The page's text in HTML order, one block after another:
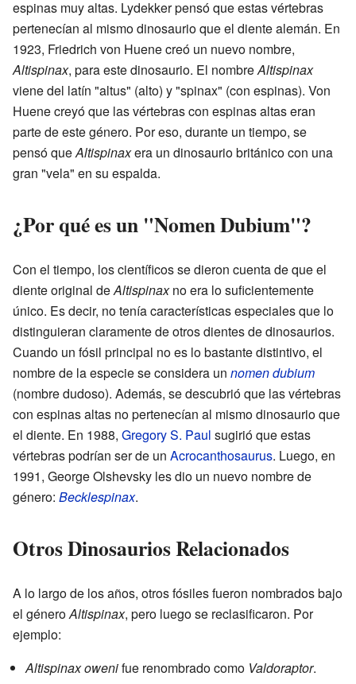
espinas muy altas. Lydekker pensó que estas vértebras
pertenecían al mismo dinosaurio que el diente alemán. En
1923, Friedrich von Huene creó un nuevo nombre,
Altispinax, para este dinosaurio. El nombreAltispinax
viene del latín "altus" (alto) y "spinax" (con espinas). Von
Huene creyó que las vértebras con espinas altas eran
parte de este género. Por eso, durante un tiempo, se
pensó queAltispinaxera un dinosaurio británico con una
gran "vela" en su espalda.
¿Por qué es un "Nomen Dubium"?
Con el tiempo, los científicos se dieron cuenta de que el
diente original deAltispinaxno era lo suficientemente
único. Es decir, no tenía características especiales que lo
distinguieran claramente de otros dientes de dinosaurios.
Cuando un fósil principal no es lo bastante distintivo, el
nombre de la especie se considera un nomen dubium
(nombre dudoso). Además, se descubrió que las vértebras
con espinas altas no pertenecían al mismo dinosaurio que
el diente. En 1988, Gregory S. Paul sugirió que estas
vértebras podrían ser de un Acrocanthosaurus. Luego, en
1991, George Olshevsky les dio un nuevo nombre de
género: Becklespinax.
Otros Dinosaurios Relacionados
A lo largo de los años, otros fósiles fueron nombrados bajo
el géneroAltispinax, pero luego se reclasificaron. Por
ejemplo:
Altispinax owenifue renombrado como Valdoraptor.